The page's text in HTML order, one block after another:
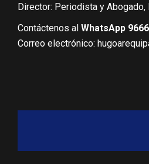
Director: Periodista y Abogado,
Contáctenos al WhatsApp
Correo electrónico: